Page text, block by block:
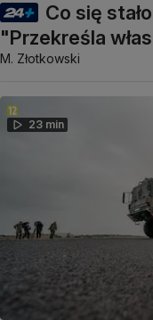
Co się
"Przekreśla
M. Złotkowski
23 min